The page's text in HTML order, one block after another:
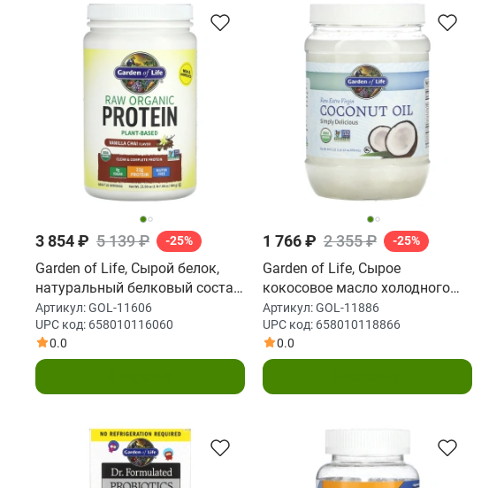
3 854 ₽ 5 139 ₽ -25%
Garden of Life, Сырой белок,
натуральный белковый состав,
со вкусом ванильного пряного
чая, 22 унции (630 г)
Артикул:GOL-11606
UPC код: 658010116060
0.0
1 766 ₽ 2 355 ₽ -25%
Garden of Life, Сырое
кокосовое масло холодного
отжима, 29 жидк. унц. (858 мл)
Артикул:GOL-11886
UPC код: 658010118866
0.0